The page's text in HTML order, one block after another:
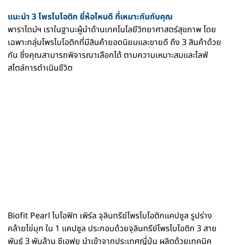
แนะนำ 3 โพรไบโอติก ยี่ห้อไหนดี ที่เหมาะกับกับคุณ
พาราไดม์ฯ เราในฐานะผู้นำด้านเทคโนโลยีวิทยาศาสตร์สุขภาพ โดย
เฉพาะกลุ่มโพรไบโอติกที่มีสินค้ายอดนิยมและขายดี ถึง 3 สินค้าด้วย
กัน ซึ่งคุณสามารถพิจารณาเลือกได้ ตามความเหมาะสมและไลฟ์
สไตล์การดำเนินชีวิต
Biofit Pearl ไบโอฟิท เพิร์ล จุลินทรีย์โพรไบโอติกแคปซูล รูปร่าง
คล้ายไข่มุก ใน 1 แคปซูล ประกอบด้วยจุลินทรีย์โพรไบโอติก 3 สาย
พันธุ์ 3 พันล้าน ซีเอฟยู นำเข้าจากประเทศญี่ปุ่น ผลิตด้วยเทคนิค